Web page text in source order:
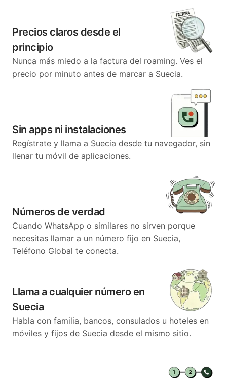
Precios claros desde el
principio
Nunca más miedo a la factura del roaming. Ves el
precio por minuto antes de marcar a Suecia.
Sin apps ni instalaciones
Regístrate y llama a Suecia desde tu navegador, sin
llenar tu móvil de aplicaciones.
Números de verdad
Cuando WhatsApp o similares no sirven porque
necesitas llamar a un número fijo en Suecia,
Teléfono Global te conecta.
Llama a cualquier número en
Suecia
Habla con familia, bancos, consulados u hoteles en
móviles y fijos de Suecia desde el mismo sitio.